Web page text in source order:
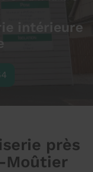
intérieure
près
Moûtier